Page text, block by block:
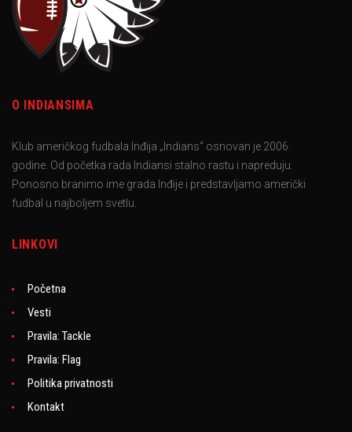
O INDIANSIMA
Klub američkog fudbala Inđija „Indians“ osnovan je 2006.
godine. Od početka rada Indiansi stalno rastu i napreduju.
Ponosno branimo ime grada Inđije i predstavljamo američki
fudbal u najboljem svetlu.
LINKOVI
Početna
Vesti
Pravila: Tackle
Pravila: Flag
Politika privatnosti
Kontakt